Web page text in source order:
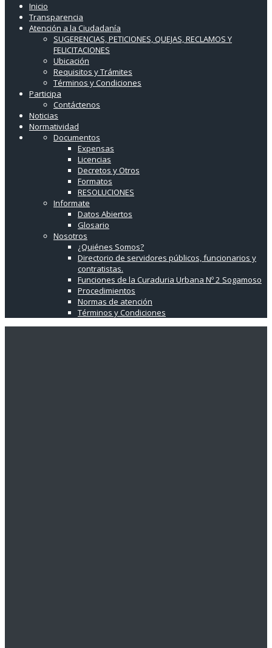
Inicio
Transparencia
Atención a la Ciudadanía
SUGERENCIAS, PETICIONES, QUEJAS, RECLAMOS Y
FELICITACIONES
Ubicación
Requisitos y Trámites
Términos y Condiciones
Participa
Contáctenos
Noticias
Normatividad
Documentos
Expensas
Licencias
Decretos y Otros
Formatos
RESOLUCIONES
Informate
Datos Abiertos
Glosario
Nosotros
¿Quiénes Somos?
Directorio de servidores públicos, funcionarios y
contratistas.
Funciones de la Curaduria Urbana Nº 2 Sogamoso
Procedimientos
Normas de atención
Términos y Condiciones